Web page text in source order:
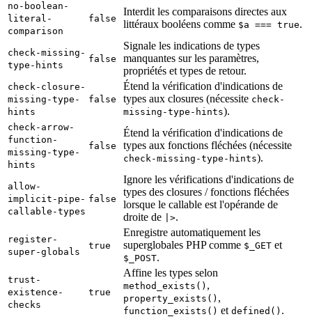
no-boolean-
literal-
comparison
false
Interdit les comparaisons directes aux
littéraux booléens comme $a === true.
check-missing-
type-hints
false
Signale les indications de types
manquantes sur les paramètres,
propriétés et types de retour.
check-closure-
missing-type-
hints
false
Étend la vérification d'indications de
types aux closures (nécessite check-
missing-type-hints).
check-arrow-
function-
missing-type-
hints
false
Étend la vérification d'indications de
types aux fonctions fléchées (nécessite
check-missing-type-hints).
allow-
implicit-pipe-
callable-types
false
Ignore les vérifications d'indications de
types des closures / fonctions fléchées
lorsque le callable est l'opérande de
droite de
|>.
register-
super-globals
true
Enregistre automatiquement les
superglobales PHP comme $_GET et
$_POST.
trust-
existence-
checks
true
Affine les types selon
method_exists() ,
property_exists() ,
function_exists() et defined() .